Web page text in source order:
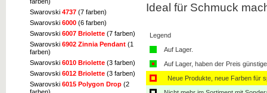
Swarovski 4737 (7 farben)
Swarovski 6000 (6 farben)
Swarovski 6007 Briolette (7 farben)
Swarovski 6902 Zinnia Pendant (1
farben)
Swarovski 6010 Briolette (3 farben)
Swarovski 6012 Briolette (3 farben)
Swarovski 6015 Polygon Drop (2
farben)
Ideal für Schmuck
Legend
Auf Lager.
Auf Lager, haben der Preis
Neue Produkte, neue Farben für